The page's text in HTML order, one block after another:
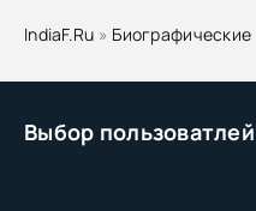
Выбор пользоватлей
IndiaF.Ru » Биографические